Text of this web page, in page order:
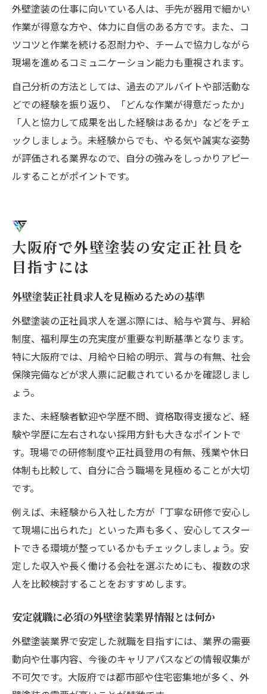
外壁塗装の仕事に向いている人は、手先が器用で細かい
作業が得意な方や、体力に自信のある方です。また、コ
ツコツと作業を続ける忍耐力や、チームで協力しながら
現場を進めるコミュニケーション能力も重視されます。
自己分析の方法としては、過去のアルバイトや部活動な
どでの経験を振り返り、「どんな作業が得意だったか」
「人と協力して成果を出した経験はあるか」などをチェ
ックしましょう。未経験からでも、やる気や誠実な姿勢
が評価される業界なので、自分の強みをしっかりアピー
ルすることがポイントです。
大阪府で外壁塗装の安定正社員を
目指すには
外壁塗装正社員求人を見極めるための基準
外壁塗装の正社員求人を選ぶ際には、給与や賞与、昇給
制度、福利厚生の充実度が重要な判断基準となります。
特に大阪府では、月給や日給の明示、賞与の有無、社会
保険完備などが求人票に記載されているかを確認しまし
ょう。
また、未経験者歓迎や学歴不問、資格取得支援など、経
験や学歴に左右されない採用方針も大きなポイントで
す。現場での研修制度や正社員登用の有無、残業や休日
体制も比較して、自分に合う職場を見極めることが大切
です。
例えば、未経験から入社した方が「丁寧な研修で安心し
て現場に出られた」といった声も多く、安心してスター
トできる環境が整っているかもチェックしましょう。安
定した収入や長く働ける会社を選ぶためにも、複数の求
人を比較検討することをおすすめします。
安定就職に必須の外壁塗装業界情報とは何か
外壁塗装業界で安定した就職を目指すには、業界の需要
動向や仕事内容、今後のキャリアパスなどの情報収集が
不可欠です。大阪府では都市部や住宅密集地が多く、外